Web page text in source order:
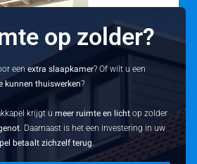
op zolder?
eenextra slaapkamer? Of wilt u een
kunnen thuiswerken?
krijgt umeer ruimte en licht op zolder
. Daarnaast is het een investering in uw
betaalt zichzelf terug.